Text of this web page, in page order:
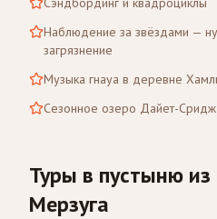
Наблюдение за звёздами —
загрязнение
Музыка гнауа в деревне
Сезонное озеро Дайет-
Туры в пустыню из
Мерзуга